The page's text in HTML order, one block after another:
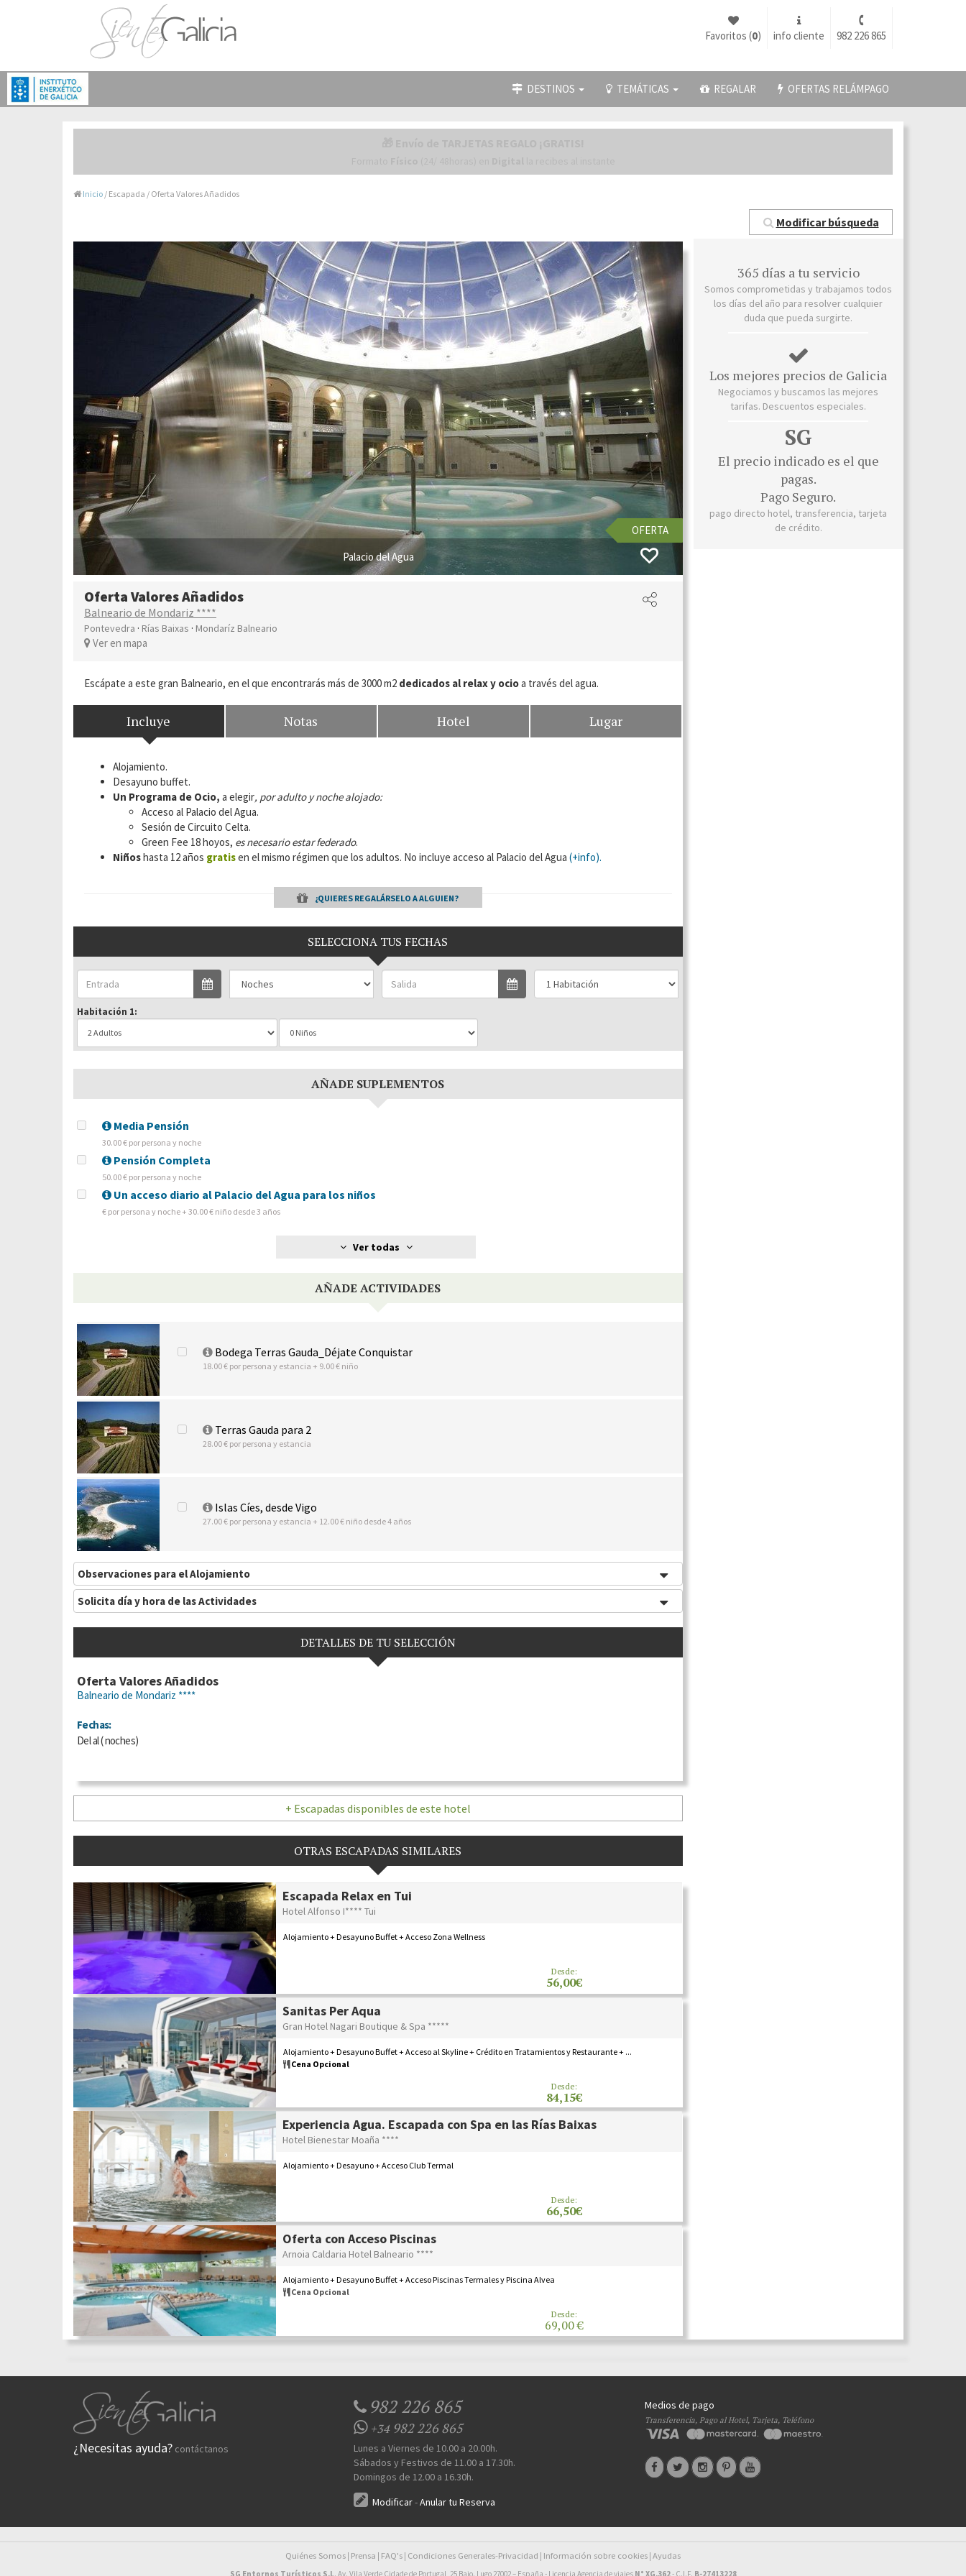
982 226 865
info cliente
Favoritos (0)
DESTINOS TEMÁTICAS REGALAR OFERTAS RELÁMPAGO
Inicio / Escapada / Oferta Valores Añadidos
Modificar búsqueda
OFERTA
Palacio del Agua
Oferta Valores Añadidos
Balneario de Mondariz ****
Pontevedra · Rías Baixas · Mondaríz Balneario
Ver en mapa
Escápate a este gran Balneario, en el que encontrarás más de 3000 m2 dedicados al relax y ocioa través del agua.
Incluye Notas Hotel Lugar
Alojamiento.
Desayuno buffet.
Un Programa de Ocio, a elegir, por adulto y noche alojado:
Acceso al Palacio del Agua.
Sesión de Circuito Celta.
Green Fee 18 hoyos, es necesario estar federado.
Niñoshasta 12 años gratisen el mismo régimen que los adultos. No incluye acceso al Palacio del Agua (+info).
¿QUIERES REGALÁRSELO A ALGUIEN?
SELECCIONA TUS FECHAS
Habitación 1:
AÑADE SUPLEMENTOS
Media Pensión
30.00 € por persona y noche
Pensión Completa
50.00 € por persona y noche
Un acceso diario al Palacio del Agua para los niños
€ por persona y noche + 30.00 € niño desde 3 años
Ver todas
AÑADE ACTIVIDADES
Bodega Terras Gauda_Déjate Conquistar
18.00 € por persona y estancia + 9.00 € niño
Terras Gauda para 2
28.00 € por persona y estancia
Islas Cíes, desde Vigo
27.00 € por persona y estancia + 12.00 € niño desde 4 años
Observaciones para el Alojamiento
Solicita día y hora de las Actividades
DETALLES DE TU SELECCIÓN
Oferta Valores Añadidos
Balneario de Mondariz ****
Fechas:
Delal(noches)
+ Escapadas disponibles de este hotel
OTRAS ESCAPADAS SIMILARES
Escapada Relax en Tui
Hotel Alfonso I**** Tui
Alojamiento + Desayuno Buffet + Acceso Zona Wellness
Desde:
56,00€
Sanitas Per Aqua
Gran Hotel Nagari Boutique & Spa *****
Alojamiento + Desayuno Buffet + Acceso al Skyline + Crédito en Tratamientos y Restaurante + ...
Cena Opcional
Desde:
84,15€
Experiencia Agua. Escapada con Spa en las Rías Baixas
Hotel Bienestar Moaña ****
Alojamiento + Desayuno + Acceso Club Termal
Desde:
66,50€
Oferta con Acceso Piscinas
Arnoia Caldaria Hotel Balneario ****
Alojamiento + Desayuno Buffet + Acceso Piscinas Termales y Piscina Alvea
Cena Opcional
Desde:
69,00 €
365 días a tu servicio
Somos comprometidas y trabajamos todos
los días del año para resolver cualquier
duda que pueda surgirte.
Los mejores precios de Galicia
Negociamos y buscamos las mejores
tarifas. Descuentos especiales.
SG
El precio indicado es el que
pagas.
Pago Seguro.
pago directo hotel, transferencia, tarjeta
de crédito.
¿Necesitas ayuda? contáctanos
982 226 865
+34982 226 865
Lunes a Viernes de 10.00 a 20.00h.
Sábados y Festivos de 11.00 a 17.30h.
Domingos de 12.00 a 16.30h.
Modificar-Anular tu Reserva
Medios de pago
Transferencia, Pago al Hotel, Tarjeta, Teléfono
Quiénes Somos | Prensa | FAQ's | Condiciones Generales-Privacidad | Información sobre cookies | Ayudas
SG Entornos Turísticos S.L. Av. Vila Verde Cidade de Portugal, 25 Bajo. Lugo 27002 – España - Licencia Agencia de viajes N° XG.362- C.I.F. B-27413228